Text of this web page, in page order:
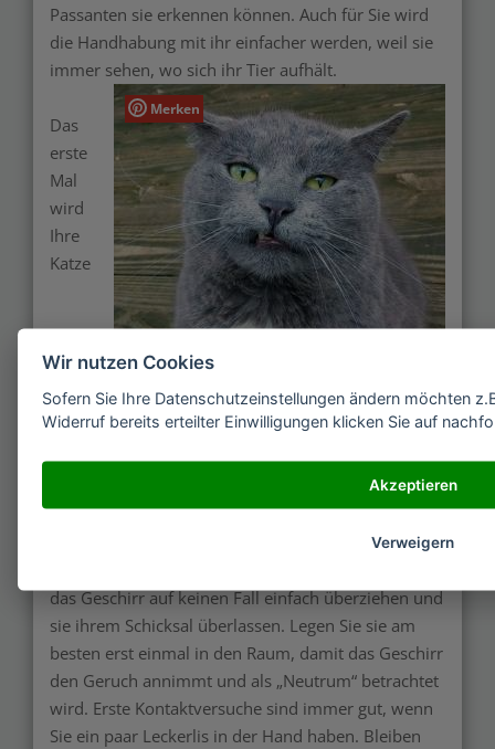
Passanten sie erkennen können. Auch für Sie wird
die Handhabung mit ihr einfacher werden, weil sie
immer sehen, wo sich ihr Tier
Merken
aufhält.
Das
erste
Mal
wird
Ihre
Katze
das Geschirr auf keinen Fall einfach überziehen und
sie ihrem Schicksal überlassen. Legen Sie sie am
besten erst einmal in den Raum, damit das Geschirr
den Geruch annimmt und als „Neutrum“ betrachtet
wird. Erste Kontaktversuche sind immer gut, wenn
Sie ein paar Leckerlis in der Hand haben. Bleiben
Wir nutzen Cookies
Sofern Sie Ihre Datenschutzeinstellungen ändern möchten
Widerruf bereits erteilter Einwilligungen klicken Sie auf
Akzeptieren
Verweigern